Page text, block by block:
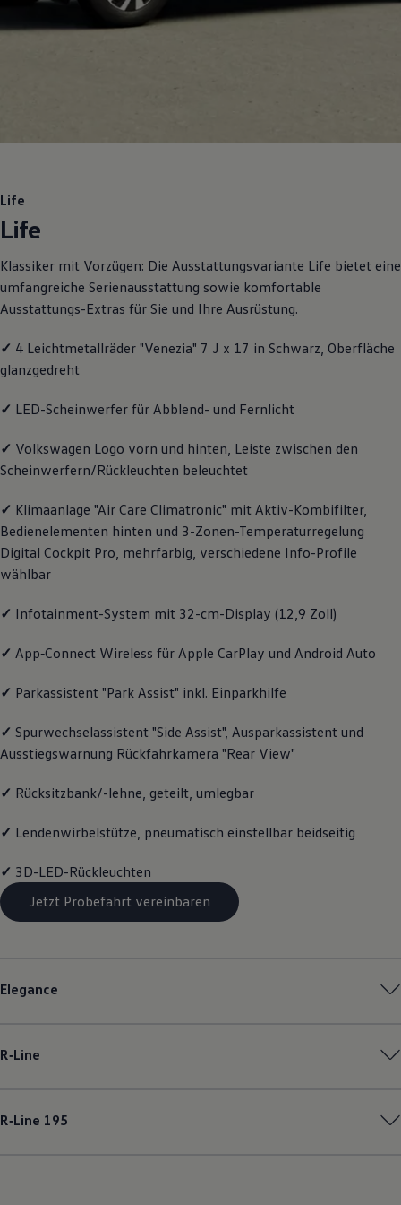
Motorenöl und Flüssigkeiten
Räder und Reifen
Transport
Updates für Software, Karten und Radio
Über Ihr Auto
Vorgängermodelle
Warn- und Kontrollleuchten
Live Beratung
Magazin
Transport
Familie
Pannen- und Unfallhilfe
Volkswagen Kundenbetreuung
Life
Life
Klassiker mit Vorzügen: Die Ausstattungsvariante Life bietet eine
umfangreiche Serienausstattung sowie komfortable
Ausstattungs-Extras für Sie und Ihre Ausrüstung.
✓ 4 Leichtmetallräder "Venezia" 7 J x 17 in Schwarz, Oberfläche
glanzgedreht
✓ LED-Scheinwerfer für Abblend- und Fernlicht
✓ Volkswagen Logo vorn und hinten, Leiste zwischen den
Scheinwerfern/Rückleuchten beleuchtet
✓ Klimaanlage "Air Care Climatronic" mit Aktiv-Kombifilter,
Bedienelementen hinten und 3-Zonen-Temperaturregelung
Digital Cockpit Pro, mehrfarbig, verschiedene Info-Profile
wählbar
✓ Infotainment-System mit 32-cm-Display (12,9 Zoll)
✓ App‑Connect Wireless für Apple CarPlay und Android Auto
✓ Parkassistent "Park Assist" inkl. Einparkhilfe
✓ Spurwechselassistent "Side Assist", Ausparkassistent und
Ausstiegswarnung Rückfahrkamera "Rear View"
✓ Rücksitzbank/-lehne, geteilt, umlegbar
✓ Lendenwirbelstütze, pneumatisch einstellbar beidseitig
✓ 3D-LED-Rückleuchten
Jetzt Probefahrt vereinbaren
Elegance
R‑Line
R‑Line 195